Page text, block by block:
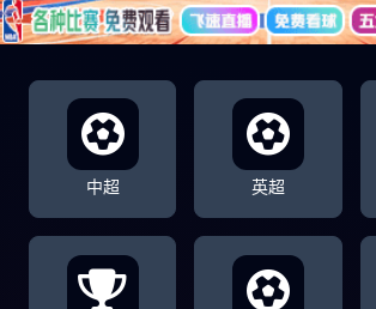
中超 英超